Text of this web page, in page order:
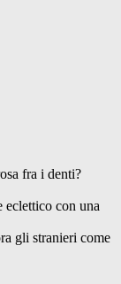
fra i denti?
eclettico con una
gli stranieri come